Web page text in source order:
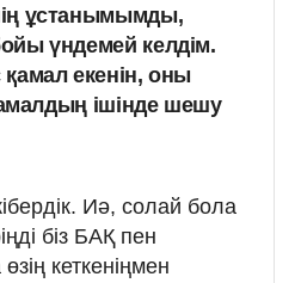
ұстанымымды,
үндемей келдім.
екенін, оны
ішінде шешу
Иә, солай бола
біз БАҚ пен
кеткеніңмен